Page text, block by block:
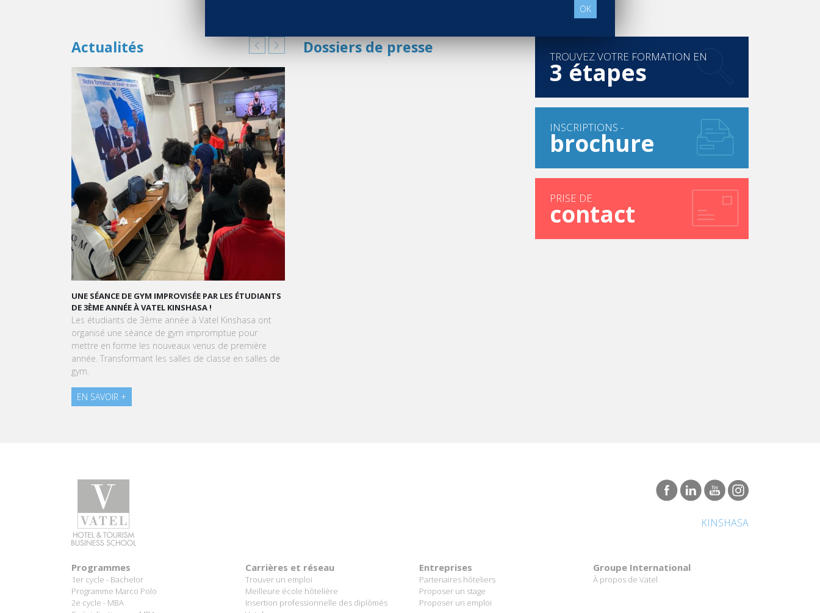
Actualités
UNE SÉANCE DE GYM IMPROVISÉE PAR LES ÉTUDIANTS
DE 3ÈME ANNÉE À VATEL KINSHASA !
Les étudiants de 3ème année à Vatel Kinshasa ont
organisé une séance de gym impromptue pour
mettre en forme les nouveaux venus de première
année. Transformant les salles de classe en salles de
EN SAVOIR +
GRAND ORAL : TRANSFORMONS LE STRESS EN SUCCÈS
À l'approche du Grand Oral, les étudiants de Vatel
Kinshasa sont invités à transformer le stress en une
expérience aussi délicieuse qu'une création
pâtissière.
Dossiers de presse TROUVEZ VOTRE FORMATION EN
3 étapes
INSCRIPTIONS -
brochure
PRISE DE
contact
OK
KINSHASA
Programmes
1er cycle - Bachelor
Programme Marco Polo
2e cycle - MBA
Carrières et réseau
Trouver un emploi
Meilleure école hôtelière
Insertion professionnelle des diplômés
Entreprises
Partenaires hôteliers
Proposer un stage
Proposer un emploi
Groupe International
À propos de Vatel